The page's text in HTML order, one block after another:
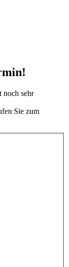
noch sehr
Sie zum